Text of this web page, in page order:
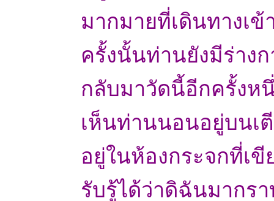
มากมายที่เดินทางเ
ครั้งนั้นท่านยังมีร่าง
กลับมาวัดนี้อีกครั้งห
เห็นท่านนอนอยู่บนเ
อยู่ในห้องกระจกที่เ
รับรู้ได้ว่าดิฉันมากร